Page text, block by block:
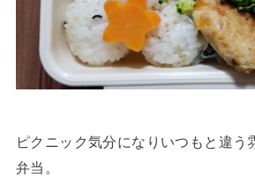
ピクニック気分になりいつもと違う
弁当。